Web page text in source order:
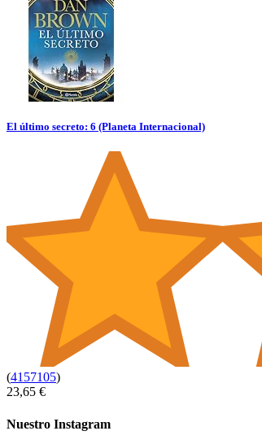
El último secreto: 6 (Planeta Internacional)
(4157105)
23,65 €
Nuestro Instagram